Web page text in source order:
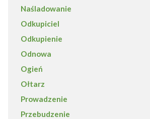
Naśladowanie
Odkupiciel
Odkupienie
Odnowa
Ogień
Ołtarz
Prowadzenie
Przebudzenie